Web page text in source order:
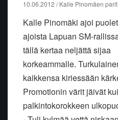
10.06.2012 / Kalle Pinomäen
Kalle Pinomäki ajoi
ajoista Lapuan SM-
tällä kertaa neljättä sijaa
korkeammalle.
kaikkensa kiriessään
Promotionin värit jäivät
palkintokorokkeen